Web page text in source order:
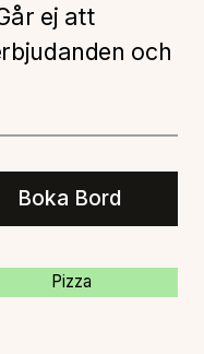
ej att
och
Boka Bord
Pizza